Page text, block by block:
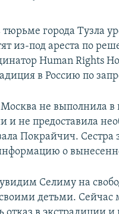
города Тузла
из-под ареста по
Human Rights
в Россию по
Москва не выполнила
и не предоставила
Покрайчич.
о
Селиму на
детьми.